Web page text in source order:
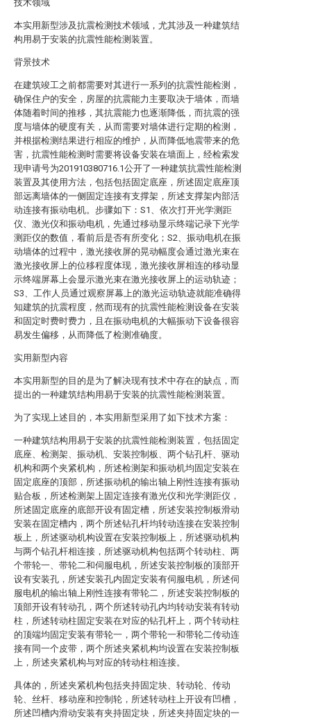
技术领域
本实用新型涉及抗震检测技术领域，尤其涉及一种建筑结
构用易于安装的抗震性能检测装置。
背景技术
在建筑竣工之前都需要对其进行一系列的抗震性能检测，
确保住户的安全，房屋的抗震能力主要取决于墙体，而墙
体随着时间的推移，其抗震能力也逐渐降低，而抗震的强
度与墙体的硬度有关，从而需要对墙体进行定期的检测，
并根据检测结果进行相应的维护，从而降低地震带来的危
害，抗震性能检测时需要将设备安装在墙面上，经检索发
现申请号为201910380716.1公开了一种建筑抗震性能检测
装置及其使用方法，包括包括固定底座，所述固定底座顶
部远离墙体的一侧固定连接有支撑架，所述支撑架内部活
动连接有振动电机。步骤如下：S1、依次打开光学测距
仪、激光仪和振动电机，先通过移动显示终端记录下光学
测距仪的数值，看前后是否有所变化；S2、振动电机在振
动墙体的过程中，激光接收屏的晃动幅度会通过激光束在
激光接收屏上的位移程度体现，激光接收屏相连的移动显
示终端屏幕上会显示激光束在激光接收屏上的运动轨迹；
S3、工作人员通过观察屏幕上的激光运动轨迹就能准确得
知建筑的抗震程度，然而现有的抗震性能检测设备在安装
和固定时费时费力，且在振动电机的大幅振动下设备很容
易发生偏移，从而降低了检测准确度。
实用新型内容
本实用新型的目的是为了解决现有技术中存在的缺点，而
提出的一种建筑结构用易于安装的抗震性能检测装置。
为了实现上述目的，本实用新型采用了如下技术方案：
一种建筑结构用易于安装的抗震性能检测装置，包括固定
底座、检测架、振动机、安装控制板、两个钻孔杆、驱动
机构和两个夹紧机构，所述检测架和振动机均固定安装在
固定底座的顶部，所述振动机的输出轴上刚性连接有振动
贴合板，所述检测架上固定连接有激光仪和光学测距仪，
所述固定底座的底部开设有固定槽，所述安装控制板滑动
安装在固定槽内，两个所述钻孔杆均转动连接在安装控制
板上，所述驱动机构设置在安装控制板上，所述驱动机构
与两个钻孔杆相连接，所述驱动机构包括两个转动柱、两
个带轮一、带轮二和伺服电机，所述安装控制板的顶部开
设有安装孔，所述安装孔内固定安装有伺服电机，所述伺
服电机的输出轴上刚性连接有带轮二，所述安装控制板的
顶部开设有转动孔，两个所述转动孔内均转动安装有转动
柱，所述转动柱固定安装在对应的钻孔杆上，两个转动柱
的顶端均固定安装有带轮一，两个带轮一和带轮二传动连
接有同一个皮带，两个所述夹紧机构均设置在安装控制板
上，所述夹紧机构与对应的转动柱相连接。
具体的，所述夹紧机构包括夹持固定块、转动轮、传动
轮、丝杆、移动座和控制轮，所述转动柱上开设有凹槽，
所述凹槽内滑动安装有夹持固定块，所述夹持固定块的一